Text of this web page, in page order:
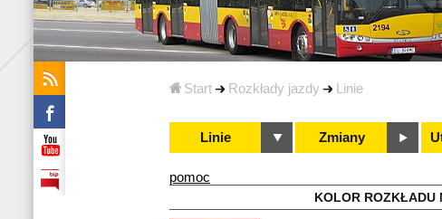
Start Rozkłady jazdy Linie
Linie Zmiany
pomoc
KOLOR ROZKŁADU